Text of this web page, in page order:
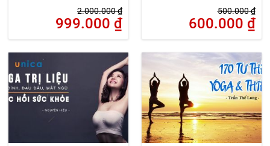
2.000.000₫
999.000 ₫
500.000₫
600.000 ₫